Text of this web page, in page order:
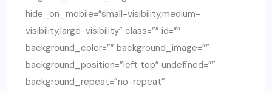
hide_on_mobile=”small-visibility,medium-
visibility,large-visibility” class=”” id=””
background_color=”” background_image=””
background_position=”left top” undefined=””
background_repeat=”no-repeat”